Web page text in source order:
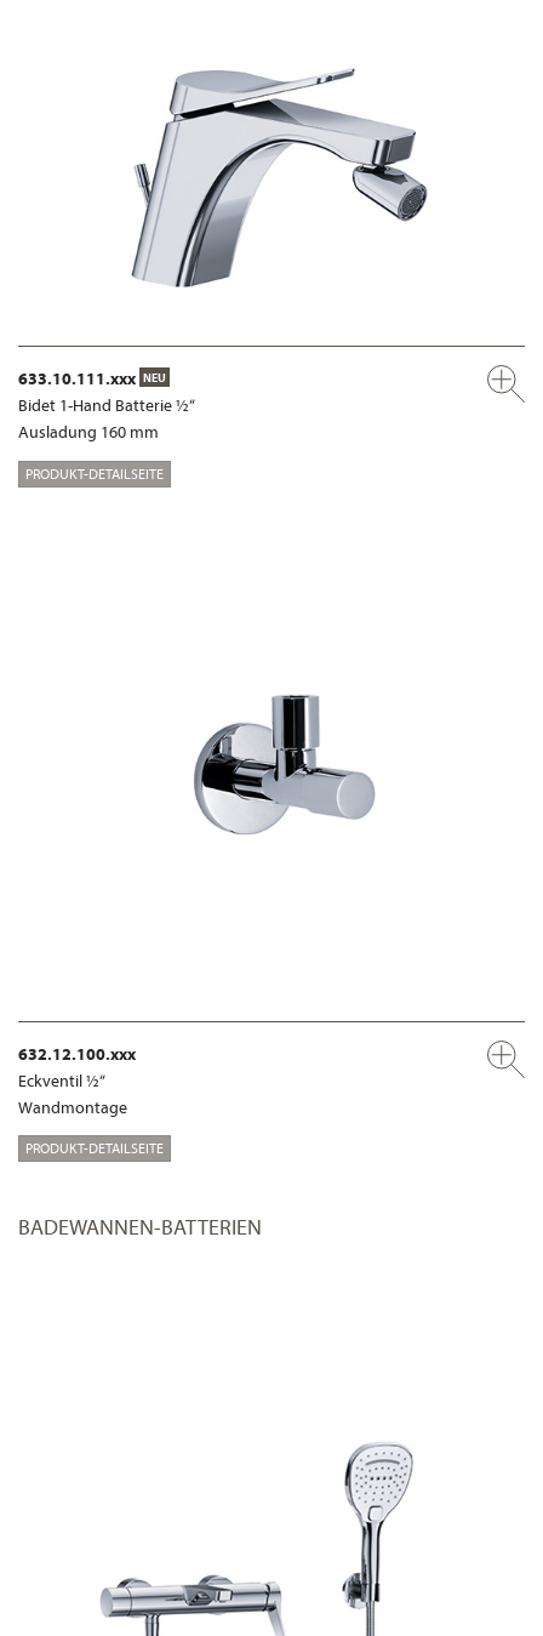
633.10.111.xxx NEU
Bidet 1-Hand Batterie ½“
Ausladung 160 mm
PRODUKT-DETAILSEITE
632.12.100.xxx
Eckventil ½“
Wandmontage
PRODUKT-DETAILSEITE
BADEWANNEN-BATTERIEN